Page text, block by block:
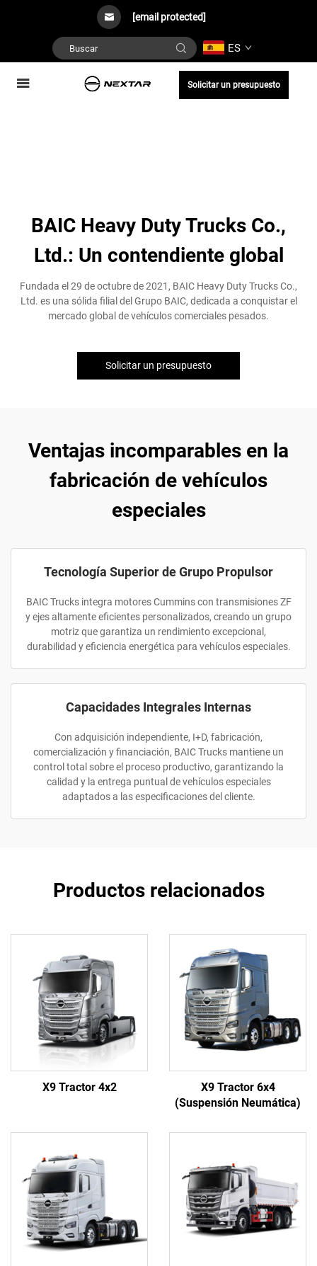
[email protected]
ES
Solicitar un presupuesto
BAIC Heavy Duty Trucks Co.,
Ltd.: Un contendiente global
Fundada el 29 de octubre de 2021, BAIC Heavy Duty Trucks Co.,
Ltd. es una sólida filial del Grupo BAIC, dedicada a conquistar el
mercado global de vehículos comerciales pesados.
Solicitar un presupuesto
Ventajas incomparables en la
fabricación de vehículos
especiales
Tecnología Superior de Grupo Propulsor
BAIC Trucks integra motores Cummins con transmisiones ZF
y ejes altamente eficientes personalizados, creando un grupo
motriz que garantiza un rendimiento excepcional,
durabilidad y eficiencia energética para vehículos especiales.
Capacidades Integrales Internas
Con adquisición independiente, I+D, fabricación,
comercialización y financiación, BAIC Trucks mantiene un
control total sobre el proceso productivo, garantizando la
calidad y la entrega puntual de vehículos especiales
adaptados a las especificaciones del cliente.
Productos relacionados
X9 Tractor 4x2
X9 Tractor 6x4
(Suspensión Neumática)